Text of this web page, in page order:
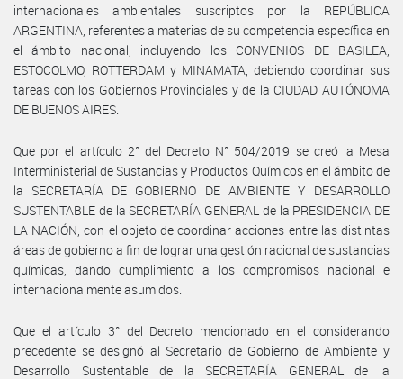
internacionales ambientales suscriptos por la REPÚBLICA
ARGENTINA, referentes a materias de su competencia específica en
el ámbito nacional, incluyendo los CONVENIOS DE BASILEA,
ESTOCOLMO, ROTTERDAM y MINAMATA, debiendo coordinar sus
tareas con los Gobiernos Provinciales y de la CIUDAD AUTÓNOMA
DE BUENOS AIRES.
Que por el artículo 2° del Decreto N° 504/2019 se creó la Mesa
Interministerial de Sustancias y Productos Químicos en el ámbito de
la SECRETARÍA DE GOBIERNO DE AMBIENTE Y DESARROLLO
SUSTENTABLE de la SECRETARÍA GENERAL de la PRESIDENCIA DE
LA NACIÓN, con el objeto de coordinar acciones entre las distintas
áreas de gobierno a fin de lograr una gestión racional de sustancias
químicas, dando cumplimiento a los compromisos nacional e
internacionalmente asumidos.
Que el artículo 3° del Decreto mencionado en el considerando
precedente se designó al Secretario de Gobierno de Ambiente y
Desarrollo Sustentable de la SECRETARÍA GENERAL de la